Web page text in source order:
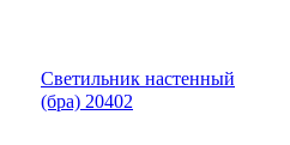
Светильник настенный
(бра) 20402